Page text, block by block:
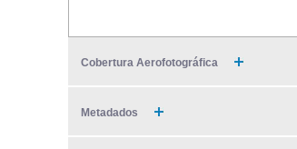
Cobertura Aerofotográfica
Metadados